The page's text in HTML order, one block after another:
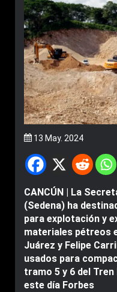
13 May. 2024
CANCÚN | La
(Sedena) ha
para explotación y
materiales pétreos
Juárez y Felipe
usados para
tramo 5 y 6 del
este día Forbes